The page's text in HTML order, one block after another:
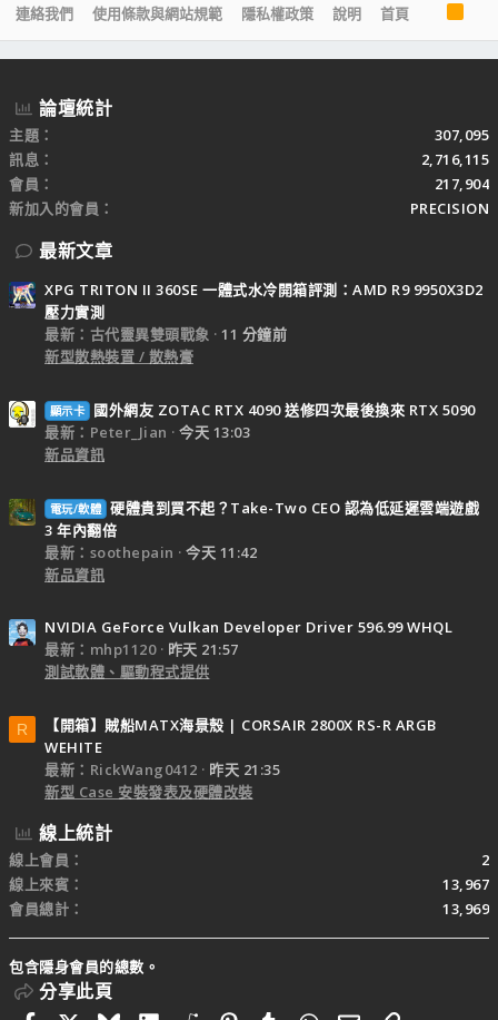
連絡我們
使用條款與網站規範 隱私權政策 說明 首頁
R
S
S
論壇統計
主題
307,095
訊息
2,716,115
會員
217,904
新加入的會員
PRECISION
最新文章
XPG TRITON II 360SE 一體式水冷開箱評測：AMD R9 9950X3D2
壓力實測
最新：古代靈異雙頭戰象
11 分鐘前
新型散熱裝置 / 散熱膏
顯示卡
國外網友 ZOTAC RTX 4090 送修四次最後換來 RTX 5090
最新：Peter_Jian
今天 13:03
新品資訊
電玩/軟體 硬體貴到買不起？Take-Two CEO 認為低延遲雲端遊戲
3 年內翻倍
最新：soothepain
今天 11:42
新品資訊
NVIDIA GeForce Vulkan Developer Driver 596.99 WHQL
最新：mhp1120
昨天 21:57
測試軟體、驅動程式提供
R
【開箱】賊船MATX海景殼 | CORSAIR 2800X RS-R ARGB
WEHITE
最新：RickWang0412
昨天 21:35
新型 Case 安裝發表及硬體改裝
線上統計
線上會員
2
線上來賓
13,967
會員總計
13,969
包含隱身會員的總數。
分享此頁